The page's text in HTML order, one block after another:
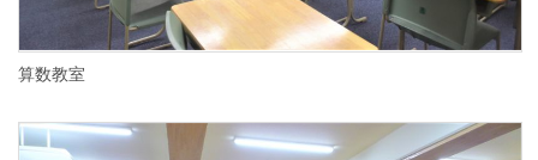
算数教室